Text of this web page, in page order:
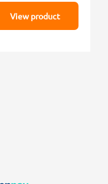
View product